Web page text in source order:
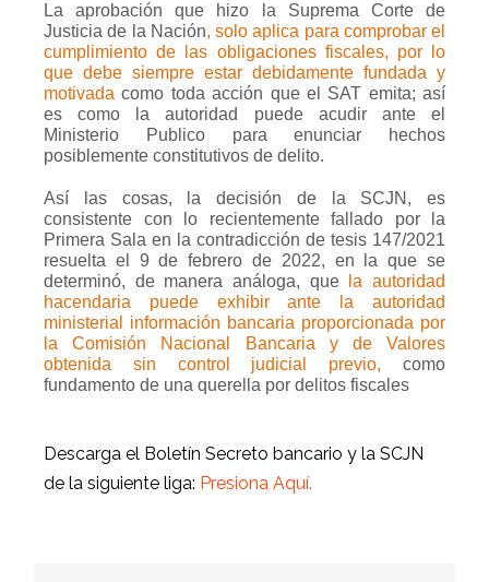
La aprobación que hizo la Suprema Corte de
Justicia de la Nación, solo aplica para comprobar el
cumplimiento de las obligaciones fiscales, por lo
que debe siempre estar debidamente fundada y
motivada como toda acción que el SAT emita; así
es como la autoridad puede acudir ante el
Ministerio Publico para enunciar hechos
posiblemente constitutivos de delito.
Así las cosas, la decisión de la SCJN, es
consistente con lo recientemente fallado por la
Primera Sala en la contradicción de tesis 147/2021
resuelta el 9 de febrero de 2022, en la que se
determinó, de manera análoga, que
la autoridad
hacendaria puede exhibir ante la autoridad
ministerial información bancaria proporcionada por
la Comisión Nacional Bancaria y de Valores
obtenida sin control judicial previo, como
fundamento de una querella por delitos fiscales
Descarga el Boletín Secreto bancario y la SCJN
de la siguiente liga: Presiona Aquí.